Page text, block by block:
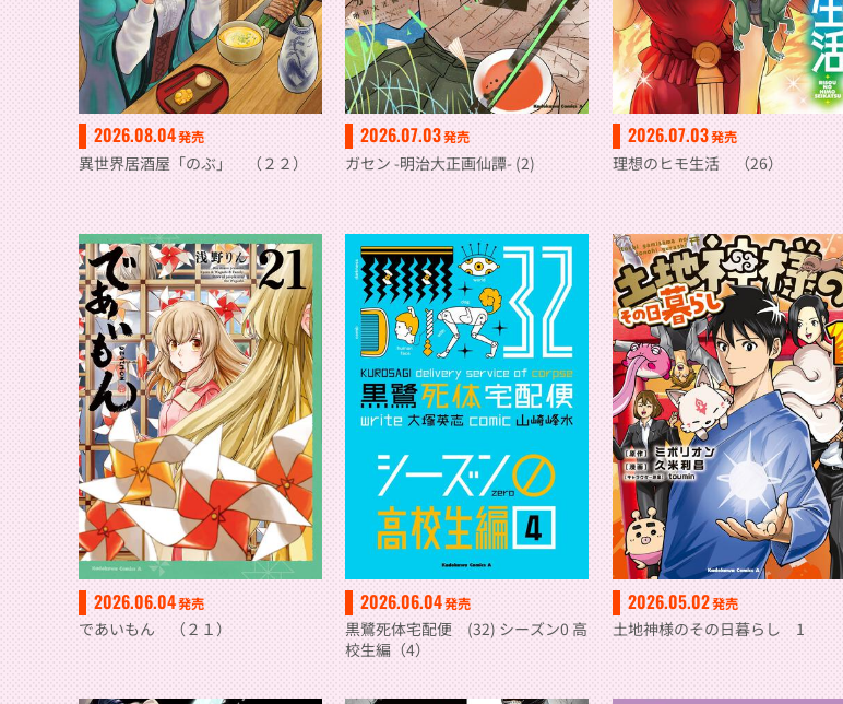
2026.08.04発売
異世界居酒屋「のぶ」 （２２）
2026.07.03発売
ガセン -明治大正画仙譚- (2)
2026.07.03発売
理想のヒモ生活 （26）
2026.06.04発売
であいもん （２１）
2026.06.04発売
黒鷺死体宅配便 (32) シーズン0 高
校生編（4）
2026.05.02発売
土地神様のその日暮らし 1